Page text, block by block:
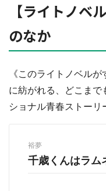
【ライトノベ
のなか
《このライトノベル
に紡がれる、どこま
ショナル青春ストーリ
裕夢
千歳くんはラム